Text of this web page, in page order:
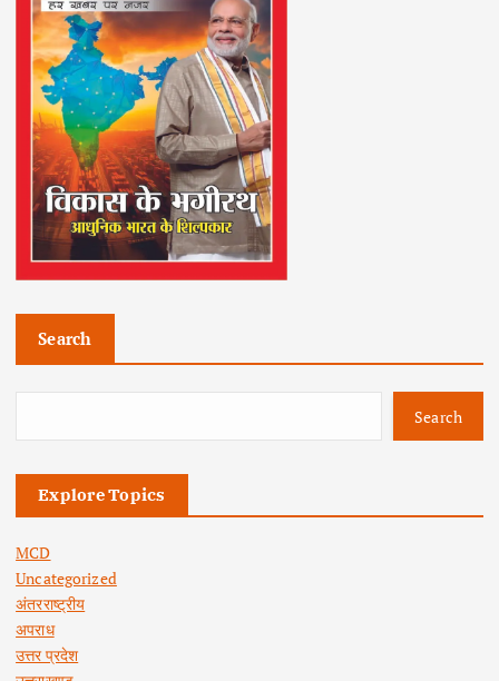
Search
Search
Explore Topics
MCD
Uncategorized
अंतरराष्ट्रीय
अपराध
उत्तर प्रदेश